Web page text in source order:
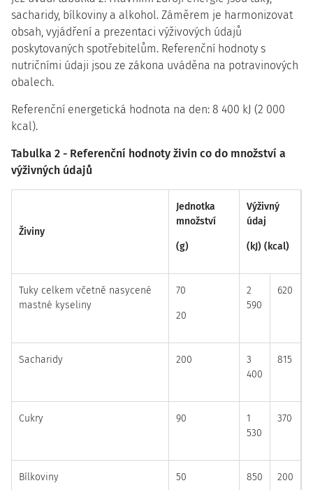
sacharidy, bílkoviny a alkohol. Záměrem je harmonizovat
obsah, vyjádření a prezentaci výživových údajů
poskytovaných spotřebitelům. Referenční hodnoty s
nutričními údaji jsou ze zákona uváděna na potravinových
obalech.
Referenční energetická hodnota na den: 8 400 kJ (2 000
kcal).
Tabulka 2 - Referenční hodnoty živin co do množství a
výživných údajů
Živiny
Jednotka
množství
(g)
Výživný
údaj
(kJ) (kcal)
Tuky celkem včetně nasycené
mastné kyseliny
70
20
2
590
620
Sacharidy 200
3
400
815
Cukry 90
1
530
370
Bílkoviny 50 850 200